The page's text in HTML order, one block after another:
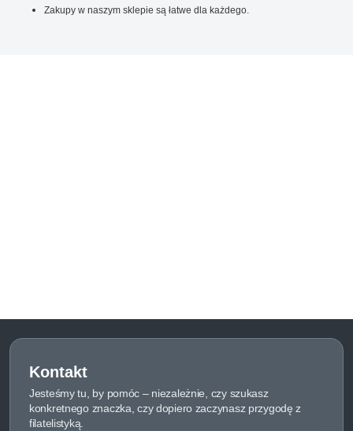
Zakupy w naszym sklepie są łatwe dla każdego.
Kontakt
Jesteśmy tu, by pomóc – niezależnie, czy szukasz
konkretnego znaczka, czy dopiero zaczynasz przygodę z
filatelistyką.